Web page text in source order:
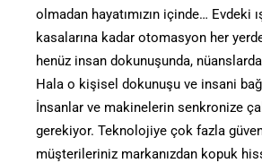
olmadan hayatımızın içinde… Evdeki
kasalarına kadar otomasyon her
henüz insan dokunuşunda,
Hala o kişisel dokunuşu ve insani
İnsanlar ve makinelerin senkronize
gerekiyor. Teknolojiye çok fazla
müşterileriniz markanızdan kopuk